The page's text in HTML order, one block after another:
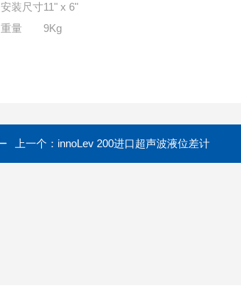
安装尺寸11" x 6"
重量
9Kg
上一个： innoLev 200进口超声波液位差计